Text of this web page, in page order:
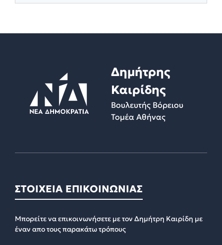
Δημήτρης
Καιρίδης
Βουλευτής Βόρειου
Τομέα Αθήνας
ΣΤΟΙΧΕΙΑ ΕΠΙΚΟΙΝΩΝΙΑΣ
Μπορείτε να επικοινωνήσετε με τον Δημήτρη Καιρίδη με
έναν απο τους παρακάτω τρόπους